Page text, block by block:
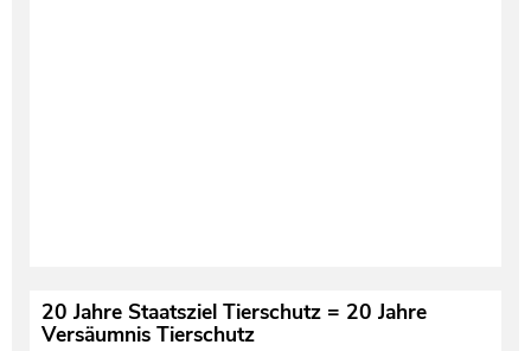
20 Jahre Staatsziel Tierschutz = 20 Jahre
Versäumnis Tierschutz